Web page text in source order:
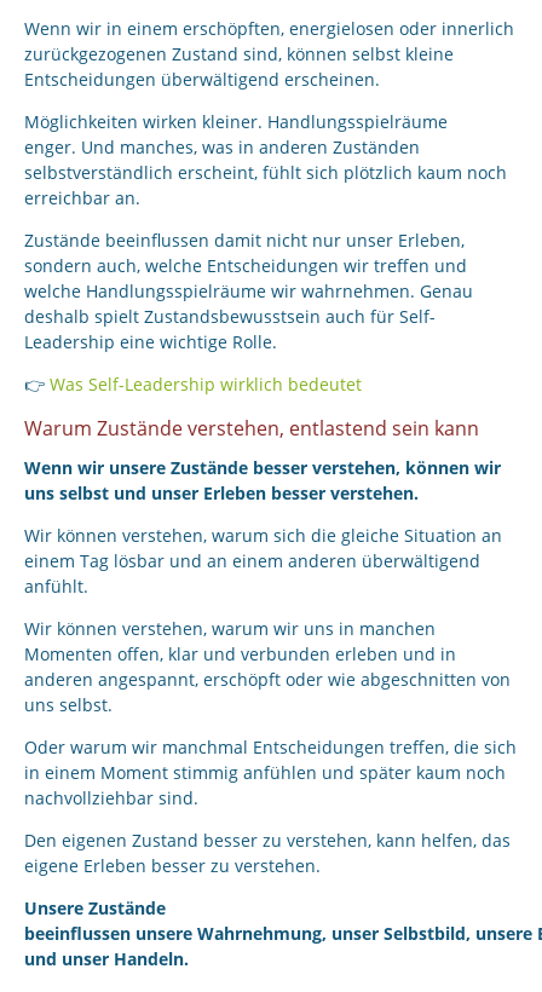
Wenn wir in einem erschöpften, energielosen oder innerlich
zurückgezogenen Zustand sind, können selbst kleine
Entscheidungen überwältigend erscheinen.
Möglichkeiten wirken kleiner. Handlungsspielräume
enger. Und manches, was in anderen Zuständen
selbstverständlich erscheint, fühlt sich plötzlich kaum noch
erreichbar an.
Zustände beeinflussen damit nicht nur unser Erleben,
sondern auch, welche Entscheidungen wir treffen und
welche Handlungsspielräume wir wahrnehmen. Genau
deshalb spielt Zustandsbewusstsein auch für Self-
Leadership eine wichtige Rolle.
👉 Was Self-Leadership wirklich bedeutet
Warum Zustände verstehen, entlastend sein kann
Wenn wir unsere Zustände besser verstehen, können wir
uns selbst und unser Erleben besser verstehen.
Wir können verstehen, warum sich die gleiche Situation an
einem Tag lösbar und an einem anderen überwältigend
anfühlt.
Wir können verstehen, warum wir uns in manchen
Momenten offen, klar und verbunden erleben und in
anderen angespannt, erschöpft oder wie abgeschnitten von
uns selbst.
Oder warum wir manchmal Entscheidungen treffen, die sich
in einem Moment stimmig anfühlen und später kaum noch
nachvollziehbar sind.
Den eigenen Zustand besser zu verstehen, kann helfen, das
eigene Erleben besser zu verstehen.
Unsere Zustände
beeinflussen unsere Wahrnehmung, unser Selbstbild, unsere
und unser Handeln.